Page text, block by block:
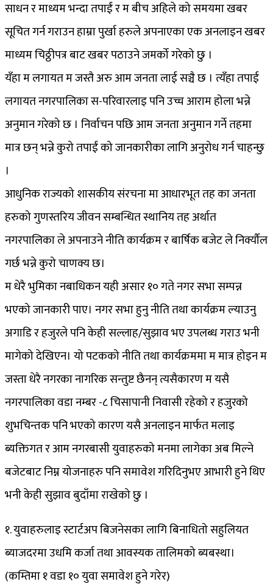
साधन र माध्यम भन्दा तपाईं र म बीच अहिले को समयमा खबर
सूचित गर्न गराउन हाम्रा पुर्खा हरुले अपनाएका एक अनलाइन खबर
माध्यम चिठ्ठीपत्र बाट खबर पठाउने जमर्को गरेको छु ।
यँहा म लगायत म जस्तै अरु आम जनता लाई सञ्चै छ । त्यँहा तपाई
लगायत नगरपालिका स-परिवारलाइ पनि उच्च आराम होला भन्ने
अनुमान गरेको छ । निर्वाचन पछि आम जनता अनुमान गर्ने तहमा
मात्र छन् भन्ने कुरो तपाईं को जानकारीका लागि अनुरोध गर्न चाहन्छु
।
आधुनिक राज्यको शासकीय संरचना मा आधारभूत तह का जनता
हरुको गुणस्तरिय जीवन सम्बन्धित स्थानिय तह अर्थात
नगरपालिका ले अपनाउने नीति कार्यक्रम र बार्षिक बजेट ले निर्क्यौल
गर्छ भन्ने कुरो चाणक्य छ।
म धेरै भुमिका नबाधिकन यही असार १० गते नगर सभा सम्पन्न
भएको जानकारी पाए। नगर सभा हुनु नीति तथा कार्यक्रम ल्याउनु
अगाडि र हजुरले पनि केही सल्लाह/सुझाव भए उपलब्ध गराउ भनी
मागेको देखिएन। यो पटकको नीति तथा कार्यक्रममा म मात्र होइन म
जस्ता धेरै नगरका नागरिक सन्तुष्ट छैनन् त्यसैकारण म यसै
नगरपालिका वडा नम्बर -८ चिसापानी निवासी रहेको र हजुरको
शुभचिन्तक पनि भएको कारण यसै अनलाइन मार्फत मलाइ
ब्यक्तिगत र आम नगरबासी युवाहरुको मनमा लागेका अब मिल्ने
बजेटबाट निम्न योजनाहरु पनि समावेश गरिदिनुभए आभारी हुने थिए
भनी केही सुझाव बुदाँमा राखेको छु ।
१. युवाहरुलाइ स्टार्टअप बिजनेसका लागि बिनाधितो सहुलियत
ब्याजदरमा उधमि कर्जा तथा आवस्यक तालिमको ब्यबस्था।
(कम्तिमा १ वडा १० युवा समावेश हुने गरेर)